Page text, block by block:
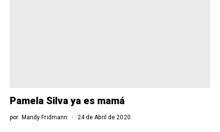
Pamela Silva ya es mamá
por Mandy Fridmann 24 de Abril de 2020